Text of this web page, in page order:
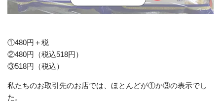
①480円＋税
②480円（税込518円）
③518円（税込）
私たちのお取引先のお店では、ほとんどが①か③の表示でし
た。